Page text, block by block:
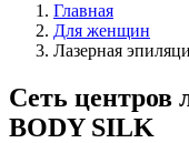
Главная
Для женщин
Лазерная
Сеть центров
BODY SILK